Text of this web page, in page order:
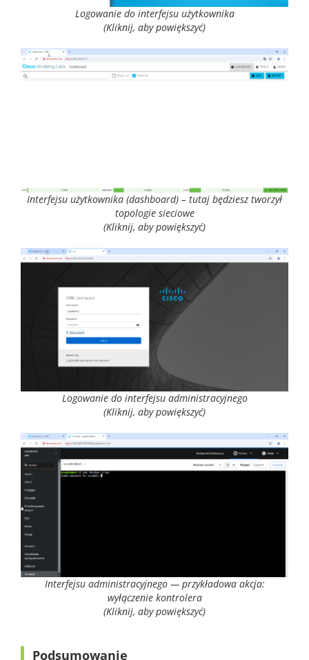
Logowanie do interfejsu użytkownika
(Kliknij, aby powiększyć)
Interfejsu użytkownika (dashboard) – tutaj będziesz tworzył
topologie sieciowe
(Kliknij, aby powiększyć)
Logowanie do interfejsu administracyjnego
(Kliknij, aby powiększyć)
Interfejsu administracyjnego — przykładowa akcja:
wyłączenie kontrolera
(Kliknij, aby powiększyć)
Podsumowanie